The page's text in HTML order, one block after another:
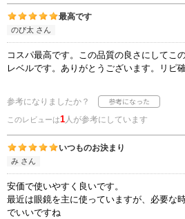
最高です
のび太 さん
コスパ最高です。この品質の良さにしてこ
レベルです。ありがとうございます。リピ確
参考になりましたか？
このレビューは1人が参考にしています
いつものお決まり
み さん
安価で使いやすく良いです。
最近は眼鏡を主に使っていますが、必要な
でいいですね